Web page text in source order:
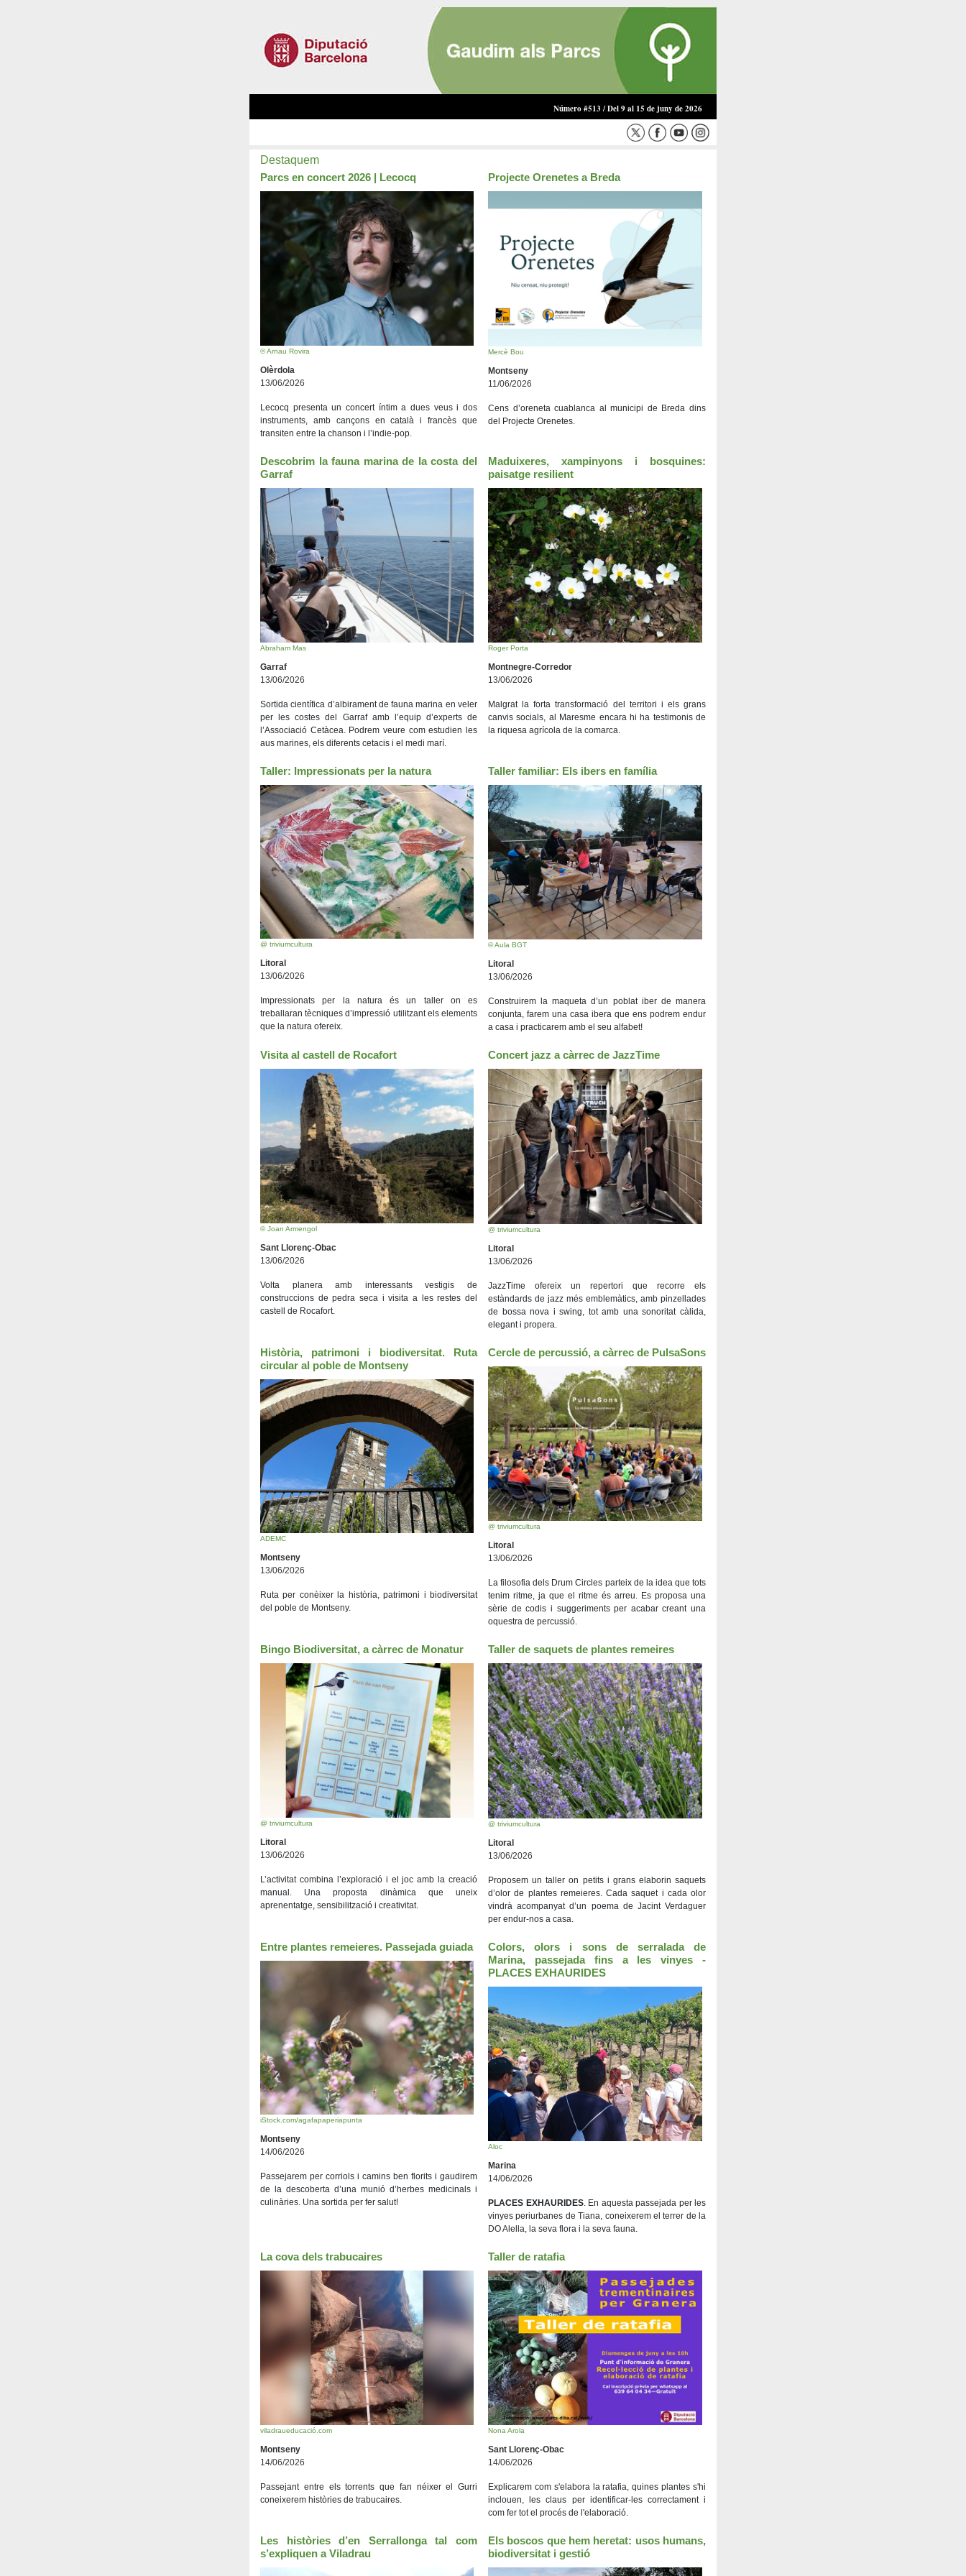
Número #513 / Del 9 al 15 de juny de 2026
Destaquem
Parcs en concert 2026 | Lecocq
© Arnau Rovira
Olèrdola
13/06/2026
Lecocq presenta un concert íntim a dues veus i dos
instruments, amb cançons en català i francès que
transiten entre la chanson i l’indie-pop.
Projecte Orenetes a Breda
Mercè Bou
Montseny
11/06/2026
Cens d’oreneta cuablanca al municipi de Breda dins
del Projecte Orenetes.
Descobrim la fauna marina de la costa del
Garraf
Abraham Mas
Garraf
13/06/2026
Sortida científica d’albirament de fauna marina en veler
per les costes del Garraf amb l’equip d’experts de
l’Associació Cetàcea. Podrem veure com estudien les
aus marines, els diferents cetacis i el medi marí.
Maduixeres, xampinyons i bosquines:
paisatge resilient
Roger Porta
Montnegre-Corredor
13/06/2026
Malgrat la forta transformació del territori i els grans
canvis socials, al Maresme encara hi ha testimonis de
la riquesa agrícola de la comarca.
Taller: Impressionats per la natura
@ triviumcultura
Litoral
13/06/2026
Impressionats per la natura és un taller on es
treballaran tècniques d’impressió utilitzant els elements
que la natura ofereix.
Taller familiar: Els ibers en família
© Aula BGT
Litoral
13/06/2026
Construirem la maqueta d’un poblat iber de manera
conjunta, farem una casa ibera que ens podrem endur
a casa i practicarem amb el seu alfabet!
Visita al castell de Rocafort
© Joan Armengol
Sant Llorenç-Obac
13/06/2026
Volta planera amb interessants vestigis de
construccions de pedra seca i visita a les restes del
castell de Rocafort.
Concert jazz a càrrec de JazzTime
@ triviumcultura
Litoral
13/06/2026
JazzTime ofereix un repertori que recorre els
estàndards de jazz més emblemàtics, amb pinzellades
de bossa nova i swing, tot amb una sonoritat càlida,
elegant i propera.
Història, patrimoni i biodiversitat. Ruta
circular al poble de Montseny
ADEMC
Montseny
13/06/2026
Ruta per conèixer la història, patrimoni i biodiversitat
del poble de Montseny.
Cercle de percussió, a càrrec de PulsaSons
@ triviumcultura
Litoral
13/06/2026
La filosofia dels Drum Circles parteix de la idea que tots
tenim ritme, ja que el ritme és arreu. Es proposa una
sèrie de codis i suggeriments per acabar creant una
oquestra de percussió.
Bingo Biodiversitat, a càrrec de Monatur
@ triviumcultura
Litoral
13/06/2026
L’activitat combina l’exploració i el joc amb la creació
manual. Una proposta dinàmica que uneix
aprenentatge, sensibilització i creativitat.
Taller de saquets de plantes remeires
@ triviumcultura
Litoral
13/06/2026
Proposem un taller on petits i grans elaborin saquets
d’olor de plantes remeieres. Cada saquet i cada olor
vindrà acompanyat d’un poema de Jacint Verdaguer
per endur-nos a casa.
Entre plantes remeieres. Passejada guiada
iStock.com/agafapaperiapunta
Montseny
14/06/2026
Passejarem per corriols i camins ben florits i gaudirem
de la descoberta d’una munió d’herbes medicinals i
culinàries. Una sortida per fer salut!
Colors, olors i sons de serralada de
Marina, passejada fins a les vinyes -
PLACES EXHAURIDES
Aloc
Marina
14/06/2026
PLACES EXHAURIDES. En aquesta passejada per les
vinyes periurbanes de Tiana, coneixerem el terrer de la
DO Alella, la seva flora i la seva fauna.
La cova dels trabucaires
viladraueducació.com
Montseny
14/06/2026
Passejant entre els torrents que fan néixer el Gurri
coneixerem històries de trabucaires.
Taller de ratafia
Nona Arola
Sant Llorenç-Obac
14/06/2026
Explicarem com s'elabora la ratafia, quines plantes s'hi
inclouen, les claus per identificar-les correctament i
com fer tot el procés de l'elaboració.
Les històries d’en Serrallonga tal com
s’expliquen a Viladrau
Els boscos que hem heretat: usos humans,
biodiversitat i gestió